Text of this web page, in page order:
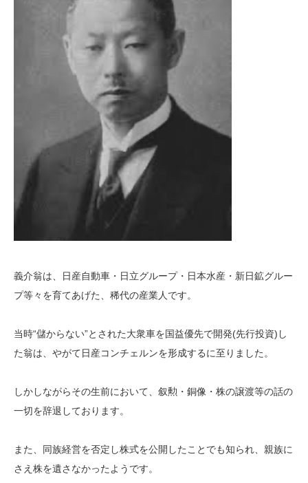
義介翁は、日産自動車・日立グループ・日本水産・新日鉱グルー
プ等々を育てあげた、稀代の産業人です。
当時“儲からない”とされた大衆車を国益優先で開発(先行投資)し
た翁は、やがて日産コンチェルンを形成するに至りました。
しかしながらその生前において、叙勲・銅像・株の譲渡等の話の
一切を辞退しております。
また、同族経営を否定し株式を公開したことでも知られ、親族に
さえ株を遺さなかったようです。